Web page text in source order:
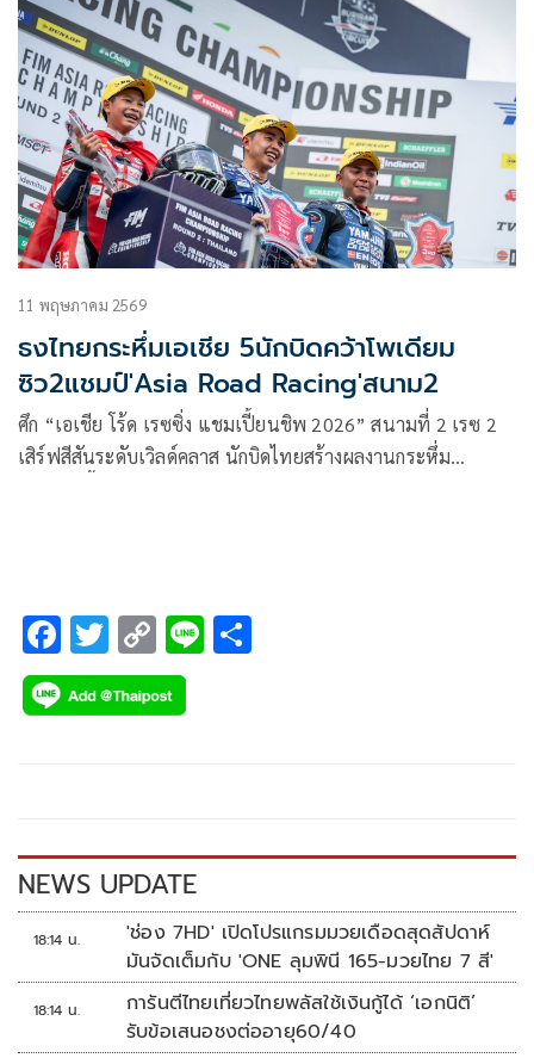
11 พฤษภาคม 2569
ธงไทยกระหึ่มเอเชีย 5นักบิดคว้าโพเดียม
ซิว2แชมป์'Asia Road Racing'สนาม2
ศึก “เอเชีย โร้ด เรซซิ่ง แชมเปี้ยนชิพ 2026” สนามที่ 2 เรซ 2
เสิร์ฟสีสันระดับเวิลด์คลาส นักบิดไทยสร้างผลงานกระหึ่ม
ฤตภัทร เขื่อนคำจาก ยามาฮ่า ไทยแลนด์ เรซซิ่ง ทีม ที่บิดคว้าชัย
เอเชีย โปรดักชั่น 250 ซีซี โดยมี “เฟอร์” ปัญจรุจน์ จิตวิรุฬห์
ฉัตร ดาวรุ่งวัยเพียง 15 ปี จาก ฮอนด้า เรซซิ่ง ไทยแลนด์ ยืนคู่บน
โพเดียมอันดับ 2 ขณะที่ผลในรุ่นใหญ่ ฮาฟิซ ซยาห์ริน อดีตนัก
F
ac
e
k
T
wi
tt
C
o
p
k
Li
NEWS UPDATE
18:14 น.
'ช่อง 7HD' เปิดโปรแกรมมวยเดือดสุดสัปดาห์
มันจัดเต็มกับ 'ONE ลุมพินี 165-มวยไทย 7 สี'
18:14 น.
การันตีไทยเที่ยวไทยพลัสใช้เงินกู้ได้ ‘เอกนิติ’
รับข้อเสนอชงต่ออายุ60/40